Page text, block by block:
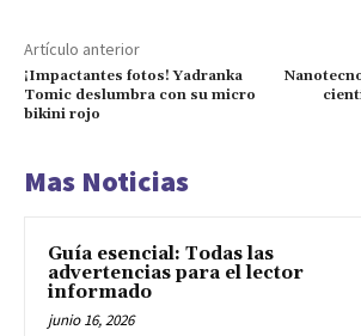
Artículo anterior
¡Impactantes fotos! Yadranka
Tomic deslumbra con su micro
bikini rojo
Mas Noticias
Guía esencial: Todas las
advertencias para el lector
informado
junio 16, 2026